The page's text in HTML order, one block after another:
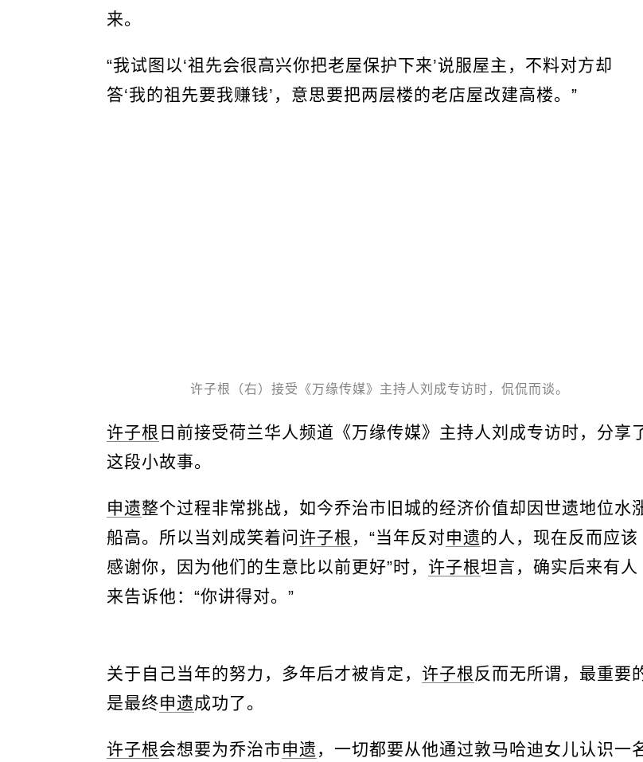
来。
“我试图以‘祖先会很高兴你把老屋保护下来’说服屋主，不料对方却
答‘我的祖先要我赚钱’，意思要把两层楼的老店屋改建高楼。”
许子根（右）接受《万缘传媒》主持人刘成专访时，侃侃而谈。
许子根 日前接受荷兰华人频道《万缘传媒》主持人刘成专访时，分享
这段小故事。
申遗整个过程非常挑战，如今乔治市旧城的经济价值却因世遗地位水
船高。所以当刘成笑着问 许子根 ，“当年反对申遗的人，现在反而应该
感谢你，因为他们的生意比以前更好”时， 许子根坦言，确实后来有人
来告诉他：“你讲得对。”
关于自己当年的努力，多年后才被肯定， 许子根反而无所谓，最重要
是最终申遗成功了。
许子根会想要为乔治市申遗 ，一切都要从他通过敦马哈迪女儿认识一